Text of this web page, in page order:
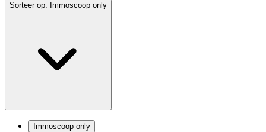
Sorteer op: Immoscoop only
Immoscoop only